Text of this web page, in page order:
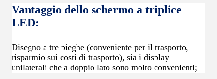
Vantaggio dello schermo a triplice
LED:
Disegno a tre pieghe (conveniente per il trasporto,
risparmio sui costi di trasporto), sia i display
unilaterali che a doppio lato sono molto convenienti;